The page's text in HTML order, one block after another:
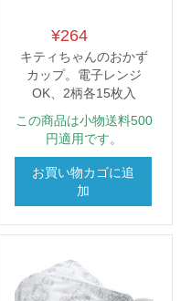
¥264
キティちゃんのおかず
カップ。電子レンジ
OK、2柄各15枚入
この商品は小物送料500
円適用です。
お買い物カゴに追
加